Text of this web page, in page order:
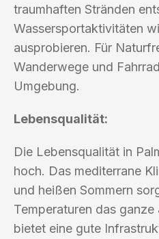
traumhaften Stränden
Wassersportaktivitäten
ausprobieren. Für
Wanderwege und
Umgebung.
Lebensqualität:
Die Lebensqualität in
hoch. Das mediterrane
und heißen Sommern
Temperaturen das
bietet eine gute